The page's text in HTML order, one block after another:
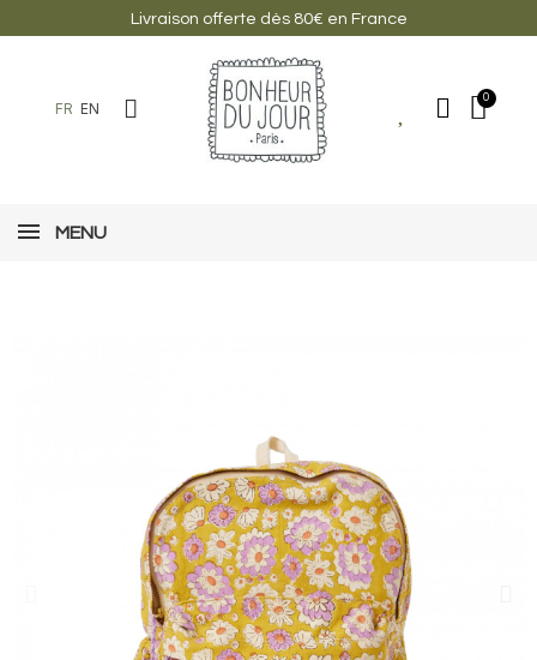
Livraison offerte dès 80€ en France
FR EN
MENU